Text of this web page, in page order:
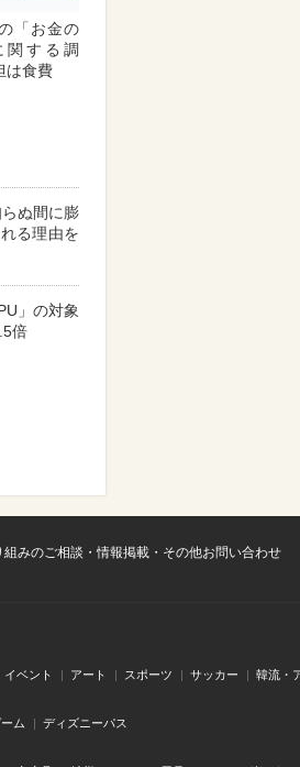
「お金の
関する調
食費
ぬ間に膨
る理由を
」の対象
倍
組みのご相談・情報掲載・その他お問い合わせ
イベント アート スポーツ サッカー 韓流・
ム ディズニーパス